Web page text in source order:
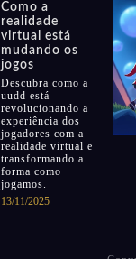
Como a
realidade
virtual está
mudando os
jogos
Descubra como a
uudd está
revolucionando a
experiência dos
jogadores com a
realidade virtual e
transformando a
forma como
jogamos.
13/11/2025